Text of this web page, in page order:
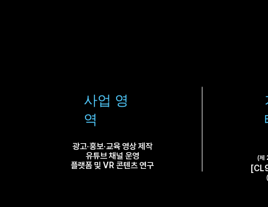
​사업 영
역
광고·홍보·교육 영상 제작
유튜브 채널 운영
플랫폼 및 VR 콘텐츠 연구
(제